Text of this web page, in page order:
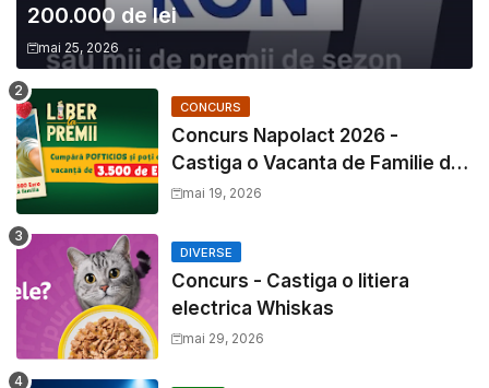
200.000 de lei
mai 25, 2026
CONCURS
Concurs Napolact 2026 -
Castiga o Vacanta de Familie de
3500 Euro
mai 19, 2026
DIVERSE
Concurs - Castiga o litiera
electrica Whiskas
mai 29, 2026